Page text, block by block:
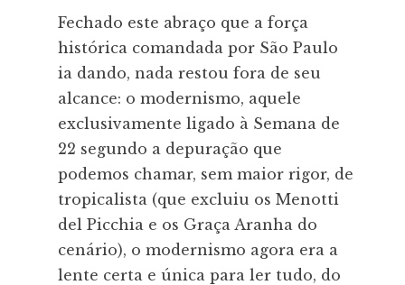
Fechado este abraço que a força
histórica comandada por São Paulo
ia dando, nada restou fora de seu
alcance: o modernismo, aquele
exclusivamente ligado à Semana de
22 segundo a depuração que
podemos chamar, sem maior rigor, de
tropicalista (que excluiu os Menotti
del Picchia e os Graça Aranha do
cenário), o modernismo agora era a
lente certa e única para ler tudo, do